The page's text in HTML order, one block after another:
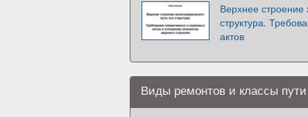
Верхнее строение
структура.
актов
Виды ремонтов и классы пути